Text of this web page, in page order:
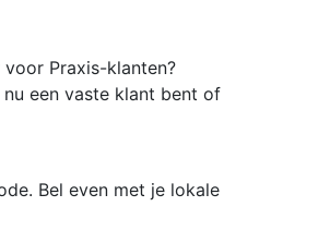
Praxis-klanten?
een vaste klant bent of
Bel even met je lokale